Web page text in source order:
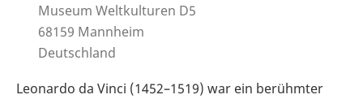
Museum Weltkulturen D5
68159 Mannheim
Deutschland
Leonardo da Vinci (1452–1519) war ein berühmter